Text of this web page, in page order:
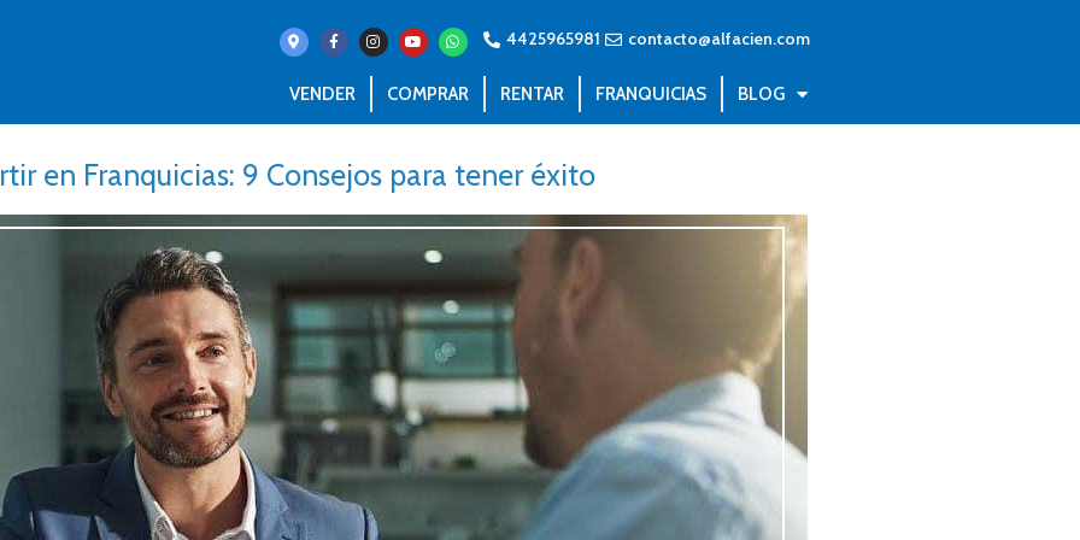
4425965981 contacto@alfacien.com
VENDER COMPRAR RENTAR FRANQUICIAS BLOG
en Franquicias: 9 Consejos para tener éxito